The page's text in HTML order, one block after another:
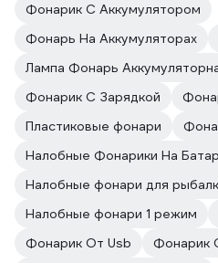
Фонарик С Аккумулятором
Фонарь На Аккумуляторах
Лампа Фонарь
Фонарик С Зарядкой
Пластиковые фонари
Налобные Фонарики На
Налобные фонари для
Налобные фонари 1 режим
Фонарик От Usb
Фонарик